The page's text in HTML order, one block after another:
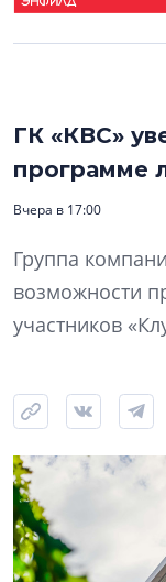
ГК «КВС»
программе
Вчера в 17:00
Группа
возможности
участников